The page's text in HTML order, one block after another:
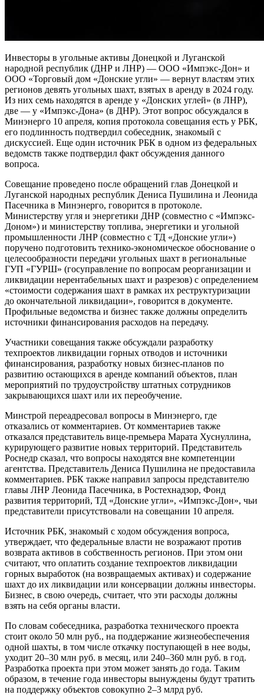
Инвесторы в угольные активы Донецкой и Луганской
народной республик (ДНР и ЛНР) — ООО «Импэкс-Дон» и
ООО «Торговый дом «Донские угли» — вернут властям этих
регионов девять угольных шахт, взятых в аренду в 2024 году.
Из них семь находятся в аренде у «Донских углей» (в ЛНР),
две — у «Импэкс-Дона» (в ДНР). Этот вопрос обсуждался в
Минэнерго 10 апреля, копия протокола совещания есть у РБК,
его подлинность подтвердил собеседник, знакомый с
дискуссией. Еще один источник РБК в одном из федеральных
ведомств также подтвердил факт обсуждения данного
вопроса.
Совещание проведено после обращений глав Донецкой и
Луганской народных республик Дениса Пушилина и Леонида
Пасечника в Минэнерго, говорится в протоколе.
Министерству угля и энергетики ДНР (совместно с «Импэкс-
Доном») и министерству топлива, энергетики и угольной
промышленности ЛНР (совместно с ТД «Донские угли»)
поручено подготовить технико-экономическое обоснование о
целесообразности передачи угольных шахт в региональные
ГУП «ГУРШ» (госуправление по вопросам реорганизации и
ликвидации нерентабельных шахт и разрезов) с определением
«стоимости содержания шахт в рамках их реструктуризации
до окончательной ликвидации», говорится в документе.
Профильные ведомства и бизнес также должны определить
источники финансирования расходов на передачу.
Участники совещания также обсуждали разработку
техпроектов ликвидации горных отводов и источники
финансирования, разработку новых бизнес-планов по
развитию остающихся в аренде компаний объектов, план
мероприятий по трудоустройству штатных сотрудников
закрывающихся шахт или их переобучение.
Минстрой переадресовал вопросы в Минэнерго, где
отказались от комментариев. От комментариев также
отказался представитель вице-премьера Марата Хуснуллина,
курирующего развитие новых территорий. Представитель
Роснедр сказал, что вопросы находятся вне компетенции
агентства. Представитель Дениса Пушилина не предоставила
комментариев. РБК также направил запросы представителю
главы ЛНР Леонида Пасечника, в Ростехнадзор, Фонд
развития территорий, ТД «Донские угли», «Импэкс-Дон», чьи
представители присутствовали на совещании 10 апреля.
Источник РБК, знакомый с ходом обсуждения вопроса,
утверждает, что федеральные власти не возражают против
возврата активов в собственность регионов. При этом они
считают, что оплатить создание техпроектов ликвидации
горных выработок (на возвращаемых активах) и содержание
шахт до их ликвидации или консервации должны инвесторы.
Бизнес, в свою очередь, считает, что эти расходы должны
взять на себя органы власти.
По словам собеседника, разработка технического проекта
стоит около 50 млн руб., на поддержание жизнеобеспечения
одной шахты, в том числе откачку поступающей в нее воды,
уходит 20–30 млн руб. в месяц, или 240–360 млн руб. в год.
Разработка проекта при этом может занять до года. Таким
образом, в течение года инвесторы вынуждены будут тратить
на поддержку объектов совокупно 2–3 млрд руб.